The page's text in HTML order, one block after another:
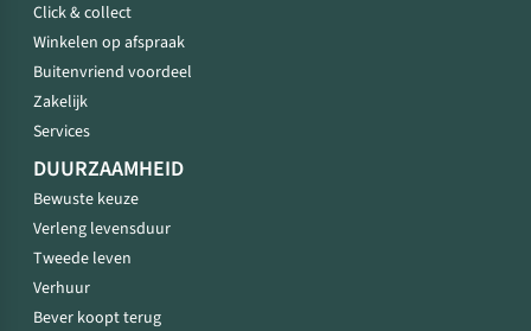
Click & collect
Winkelen op afspraak
Buitenvriend voordeel
Zakelijk
Services
DUURZAAMHEID
Bewuste keuze
Verleng levensduur
Tweede leven
Verhuur
Bever koopt terug